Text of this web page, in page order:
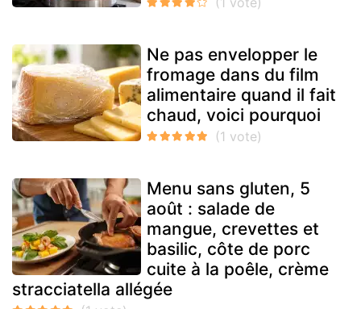
Ne pas envelopper le
fromage dans du film
alimentaire quand il fait
chaud, voici pourquoi
Menu sans gluten, 5
août : salade de
mangue, crevettes et
basilic, côte de porc
cuite à la poêle, crème
stracciatella allégée